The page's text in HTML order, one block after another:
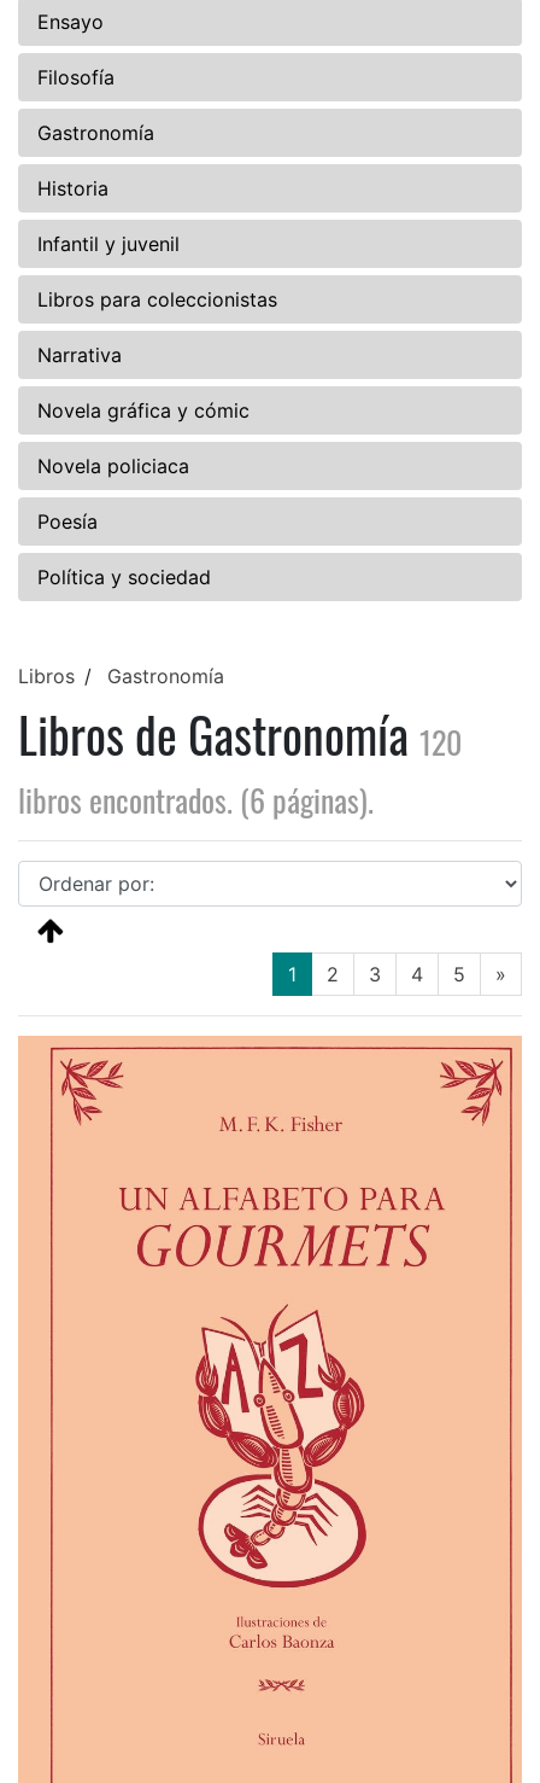
Ensayo
Filosofía
Gastronomía
Historia
Infantil y juvenil
Libros para coleccionistas
Narrativa
Novela gráfica y cómic
Novela policiaca
Poesía
Política y sociedad
Libros Gastronomía
Libros de Gastronomía 120
libros encontrados. (6 páginas).
1 (current)
2 3 4 5 »